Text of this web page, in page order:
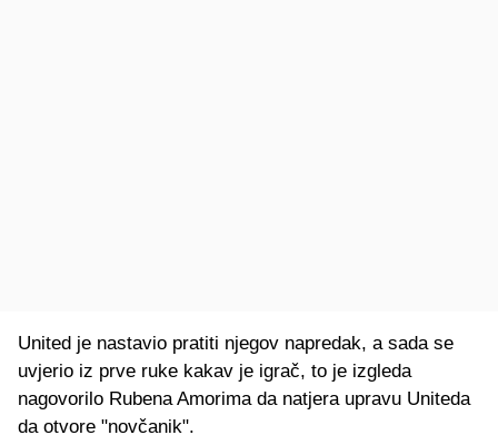
United je nastavio pratiti njegov napredak, a sada se
uvjerio iz prve ruke kakav je igrač, to je izgleda
nagovorilo Rubena Amorima da natjera upravu Uniteda
da otvore "novčanik".